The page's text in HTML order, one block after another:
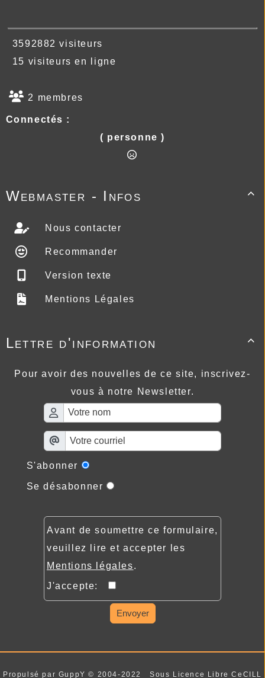
3592882 visiteurs
15 visiteurs en ligne
2 membres
Connectés :
( personne )

Webmaster - Infos
Nous contacter
Recommander
Version texte
Mentions Légales

Lettre d'information
Pour avoir des nouvelles de ce site, inscrivez-
vous à notre Newsletter.
S'abonner
Se désabonner
Avant de soumettre ce formulaire,
veuillez lire et accepter les
Mentions légales.
J'accepte:
Envoyer
Propulsé par GuppY© 2004-2022 Sous Licence Libre CeCILL